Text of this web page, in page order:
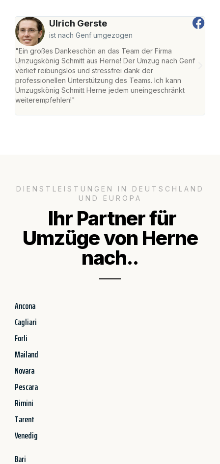
Ulrich Gerste
ist nach Genf umgezogen
"Ein großes Dankeschön an das Team der Firma
Umzugskönig Schmitt aus Herne! Der Umzug nach Genf
verlief reibungslos und stressfrei dank der
professionellen Unterstützung des Teams. Ich kann
Umzugskönig Schmitt Herne jedem uneingeschränkt
weiterempfehlen!"
DIENSTLEISTUNGEN IN DEUTSCHLAND
UND EUROPA
Ihr Partner für
Umzüge von Herne
nach..
Ancona
Cagliari
Forli
Mailand
Novara
Pescara
Rimini
Tarent
Venedig
Bari